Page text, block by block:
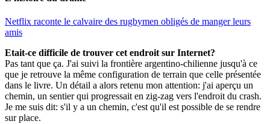
Netflix raconte le calvaire des rugbymen obligés de manger leurs
amis
Etait-ce difficile de trouver cet endroit sur Internet?
Pas tant que ça. J'ai suivi la frontière argentino-chilienne jusqu'à ce
que je retrouve la même configuration de terrain que celle présentée
dans le livre. Un détail a alors retenu mon attention: j'ai aperçu un
chemin, un sentier qui progressait en zig-zag vers l'endroit du crash.
Je me suis dit: s'il y a un chemin, c'est qu'il est possible de se rendre
sur place.